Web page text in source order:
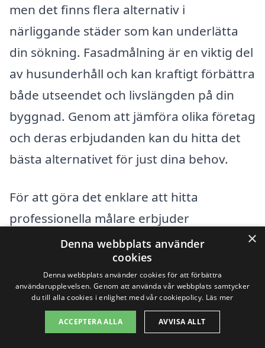
men det finns flera alternativ i
närliggande städer som kan underlätta
din sökning. Fasadmålning är en viktig del
av husunderhåll och kan kraftigt förbättra
både utseendet och livslängden på din
byggnad. Genom att jämföra olika företag
och deras erbjudanden kan du hitta det
bästa alternativet för just dina behov.
För att göra det enklare att hitta
professionella målare erbjuder
fasadmålning-pris.se en plattform där du
kan begära offerter från flera lokala
företag. Detta gör det lättare att jämföra
priser och tjänster, vilket hjälper dig att
fatta ett informerat beslut. Här är några
×
Denna webbplats använder
cookies
Denna webbplats använder cookies för att förbättra
användarupplevelsen. Genom att använda vår webbplats samtycker
du till alla cookies i enlighet med vår cookiepolicy. Läs mer
ACCEPTERA ALLA AVVISA ALLT